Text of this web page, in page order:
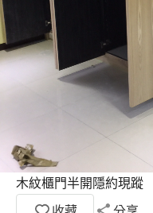
木紋櫃門半開隱約現蹤